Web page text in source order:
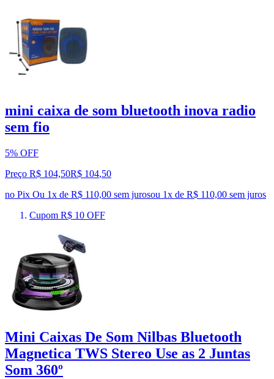
mini caixa de som bluetooth inova radio
sem fio
5% OFF
Preço R$ 104,50R$ 104,50
no Pix Ou 1x de R$ 110,00 sem jurosou 1x de R$ 110,00 sem juros
Cupom R$ 10 OFF
Mini Caixas De Som Nilbas Bluetooth
Magnetica TWS Stereo Use as 2 Juntas
Som 360º